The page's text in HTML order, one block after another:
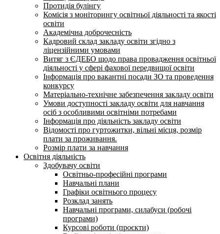
Протидія булінгу
Комісія з моніторингу освітньої діяльності та якості
освіти
Академічна доброчесність
Кадровий склад закладу освіти згідно з
ліцензійними умовами
Витяг з ЄДЕБО щодо права провадження освітньої
діяльності у сфері фахової передвищої освіти
Інформація про вакантні посади ЗО та проведення
конкурсу
Матеріально-технічне забезпечення закладу освіти
Умови доступності закладу освіти для навчання
осіб з особливими освітніми потребами
Інформація про діяльність закладу освіти
Відомості про гуртожитки, вільні місця, розмір
плати за проживання.
Розмір плати за навчання
Освітня діяльність
Здобувачу освіти
Освітньо-професійні програми
Навчальні плани
Графіки освітнього процесу
Розклад занять
Навчальні програми, силабуси (робочі
програми)
Курсові роботи (проєкти)